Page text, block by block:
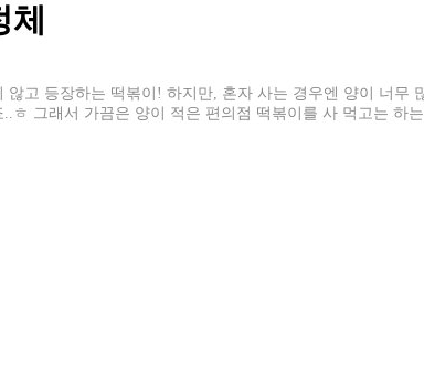
않고 등장하는 떡볶이! 하지만, 혼자 사는 경우엔 양이 너무
ㅎ 그래서 가끔은 양이 적은 편의점 떡볶이를 사 먹고는 하